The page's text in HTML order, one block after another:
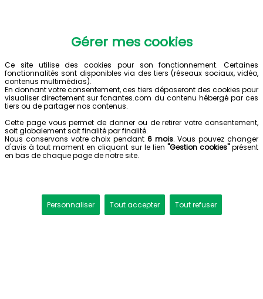
Gérer mes cookies
Ce site utilise des cookies pour son fonctionnement. Certaines
fonctionnalités sont disponibles via des tiers (réseaux sociaux, vidéo,
contenus multimédias).
En donnant votre consentement, ces tiers déposeront des cookies pour
visualiser directement sur fcnantes.com du contenu hébergé par ces
tiers ou de partager nos contenus.
Cette page vous permet de donner ou de retirer votre consentement,
soit globalement soit finalité par finalité.
Nous conservons votre choix pendant 6 mois. Vous pouvez changer
d'avis à tout moment en cliquant sur le lien "Gestion cookies"présent
en bas de chaque page de notre site.
Personnaliser Tout accepter Tout refuser